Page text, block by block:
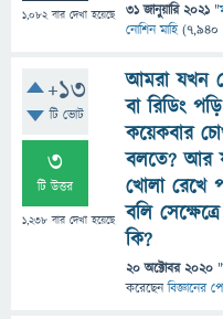
1,082বার দেখা হয়েছে 31 জানুয়ারি 2021 "
নোশিন মাহি (7,940
+13
টি ভোট
3
টি উত্তর
1,238 বার দেখা হয়েছে
আমরা যখন
বা রিডিং
কয়েকবার
বলতে? আর
খোলা রেখে
বলি
কি?
20 অক্টোবর 2020 "
করেছেনবিজ্ঞানের